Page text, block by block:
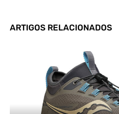
ARTIGOS RELACIONADOS